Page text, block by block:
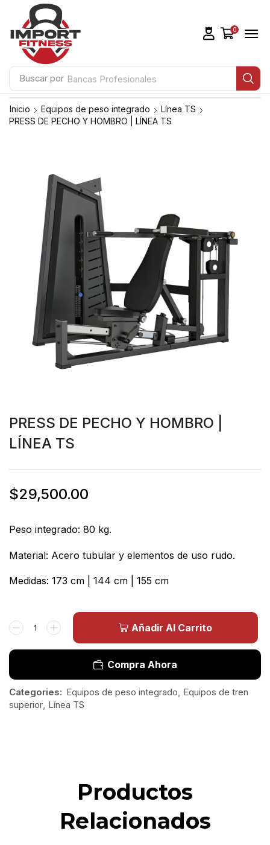
Buscar por Bancas Profesionales
0
Inicio Equipos de peso integrado
Línea TS
PRESS DE PECHO Y HOMBRO | LÍNEA TS
PRESS DE PECHO Y HOMBRO |
LÍNEA TS
$29,500.00
Peso integrado: 80 kg.
Material: Acero tubular y elementos de uso rudo.
Medidas: 173 cm | 144 cm | 155 cm
Añadir Al Carrito
Compra Ahora
Categories: Equipos de peso integrado, Equipos de tren
superior, Línea TS
Productos
Relacionados